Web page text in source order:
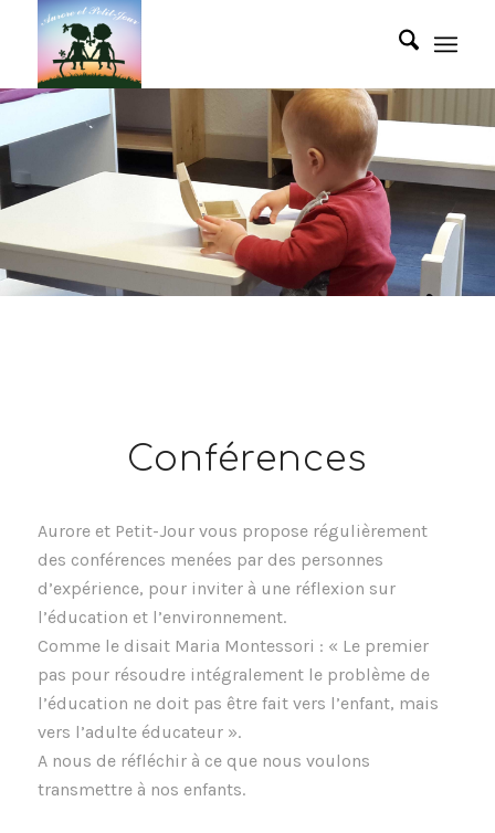
Conférences
Aurore et Petit-Jour vous propose régulièrement
des conférences menées par des personnes
d’expérience, pour inviter à une réflexion sur
l’éducation et l’environnement.
Comme le disait Maria Montessori : « Le premier
pas pour résoudre intégralement le problème de
l’éducation ne doit pas être fait vers l’enfant, mais
vers l’adulte éducateur ».
A nous de réfléchir à ce que nous voulons
transmettre à nos enfants.